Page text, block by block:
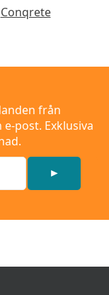
Conqrete
från
post. Exklusiva
►